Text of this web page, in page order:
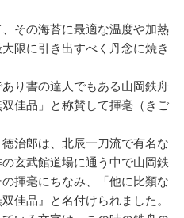
その海苔に最適な温度や加熱
限に引き出すべく丹念に焼き
り書の達人でもある山岡鉄舟
佳品」と称賛して揮毫（きご
治郎は、北辰一刀流で有名な
玄武館道場に通う中で山岡鉄
揮毫にちなみ、「他に比類な
佳品』と名付けられました。